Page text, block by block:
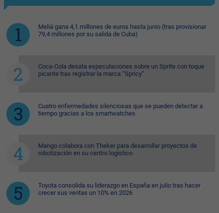
Meliá gana 4,1 millones de euros hasta junio (tras provisionar
79,4 millones por su salida de Cuba)
Coca-Cola desata especulaciones sobre un Sprite con toque
picante tras registrar la marca “Spricy”
Cuatro enfermedades silenciosas que se pueden detectar a
tiempo gracias a los smartwatches
Mango colabora con Theker para desarrollar proyectos de
robotización en su centro logístico
Toyota consolida su liderazgo en España en julio tras hacer
crecer sus ventas un 10% en 2026